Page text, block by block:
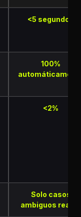
<5 segundos
100%
<2%
Solo casos
ambiguos reales